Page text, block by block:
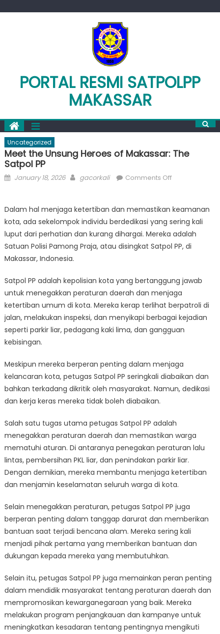
PORTAL RESMI SATPOLPP
MAKASSAR
Uncategorized
Meet the Unsung Heroes of Makassar: The
Satpol PP
Posted
January 18, 2026 Author
gacorkali Comments Offon
Unsung
Heroes
of
Makassar:
PP
Dalam hal menjaga ketertiban dan memastikan keamanan
kota, ada sekelompok individu berdedikasi yang sering kali
luput dari perhatian dan kurang dihargai. Mereka adalah
Satuan Polisi Pamong Praja, atau disingkat Satpol PP, di
Makassar, Indonesia.
Satpol PP adalah kepolisian kota yang bertanggung jawab
untuk menegakkan peraturan daerah dan menjaga
ketertiban umum di kota. Mereka kerap terlihat berpatroli di
jalan, melakukan inspeksi, dan menyikapi berbagai kejadian
seperti parkir liar, pedagang kaki lima, dan gangguan
kebisingan.
Meskipun mereka berperan penting dalam menjaga
kelancaran kota, petugas Satpol PP seringkali diabaikan dan
bahkan terkadang dikritik oleh masyarakat. Namun, dedikasi
dan kerja keras mereka tidak boleh diabaikan.
Salah satu tugas utama petugas Satpol PP adalah
menegakkan peraturan daerah dan memastikan warga
mematuhi aturan. Di antaranya penegakan peraturan lalu
lintas, pembersihan PKL liar, dan penindakan parkir liar.
Dengan demikian, mereka membantu menjaga ketertiban
dan menjamin keselamatan seluruh warga di kota.
Selain menegakkan peraturan, petugas Satpol PP juga
berperan penting dalam tanggap darurat dan memberikan
bantuan saat terjadi bencana alam. Mereka sering kali
menjadi pihak pertama yang memberikan bantuan dan
dukungan kepada mereka yang membutuhkan.
Selain itu, petugas Satpol PP juga memainkan peran penting
dalam mendidik masyarakat tentang peraturan daerah dan
mempromosikan kewarganegaraan yang baik. Mereka
melakukan program penjangkauan dan kampanye untuk
meningkatkan kesadaran tentang pentingnya mengikuti